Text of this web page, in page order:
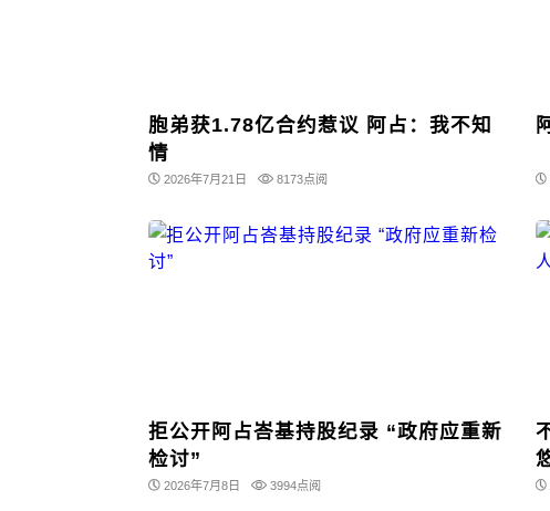
胞弟获1.78亿合约惹议 阿占：我不知
情
2026年7月21日 8173点阅
拒公开阿占峇基持股纪录 “政府应重新
检讨”
2026年7月8日 3994点阅